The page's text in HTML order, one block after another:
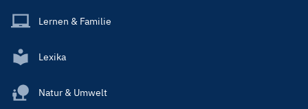
Lernen & Familie
Lexika
Natur & Umwelt